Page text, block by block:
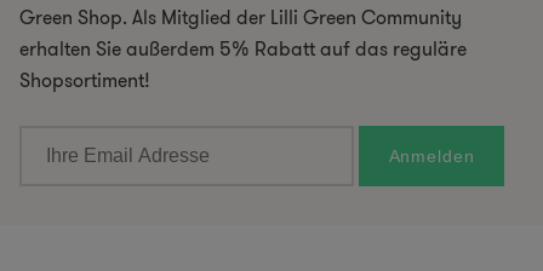
Green Shop. Als Mitglied der Lilli Green Community
erhalten Sie außerdem 5% Rabatt auf das reguläre
Shopsortiment!